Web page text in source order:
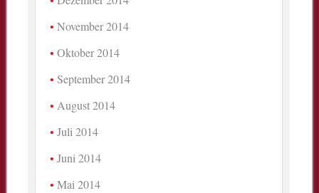
November 2014
Oktober 2014
September 2014
August 2014
Juli 2014
Juni 2014
Mai 2014